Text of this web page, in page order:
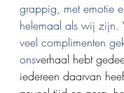
grappig, met emotie
helemaal als wij
veel complimenten
onsverhaal hebt
iedereen daarvan